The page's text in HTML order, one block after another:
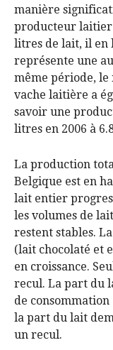
manière
producteur laitier
litres de lait, il en
représente une
même période,
vache laitière a
savoir une
litres en 2006 à
La production
Belgique est en
lait entier
les volumes de
restent stables.
(lait chocolaté et
en croissance.
recul. La part du
de
la part du lait
un recul.